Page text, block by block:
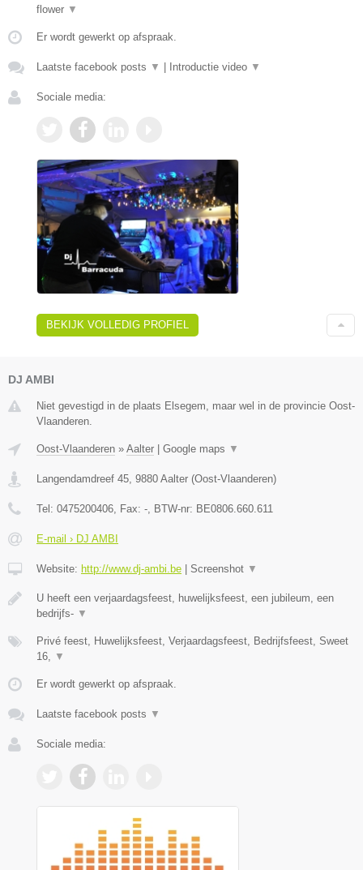
flower ▼
Er wordt gewerkt op afspraak.
Laatste facebook posts ▼ Introductie video ▼
Sociale media:
BEKIJK VOLLEDIG PROFIEL
DJ AMBI
Niet gevestigd in de plaats Elsegem, maar wel in de provincie Oost-
Vlaanderen.
Oost-Vlaanderen » Aalter Google maps ▼
Langendamdreef 45 9880 Aalter (Oost-Vlaanderen)
Tel: 0475200406 , Fax: - , BTW-nr: BE0806.660.611
E-mail › DJ AMBI
Website: http://www.dj-ambi.be Screenshot ▼
U heeft een verjaardagsfeest, huwelijksfeest, een jubileum, een
bedrijfs- ▼
Privé feest, Huwelijksfeest, Verjaardagsfeest, Bedrijfsfeest, Sweet
16,
▼
Er wordt gewerkt op afspraak.
Laatste facebook posts ▼
Sociale media: